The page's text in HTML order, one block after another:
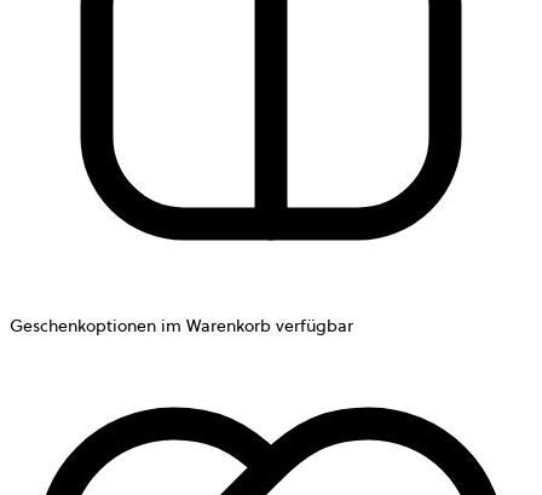
Geschenkoptionen im Warenkorb verfügbar